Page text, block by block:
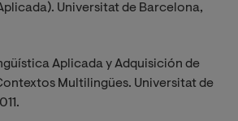
Universitat de Barcelona,
Aplicada y Adquisición de
Multilingües. Universitat de